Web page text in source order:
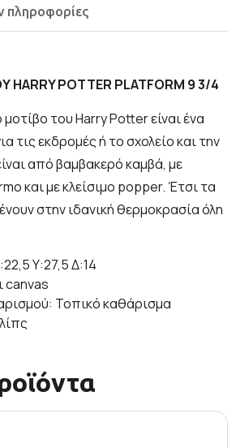
πληροφορίες
HARRY POTTER PLATFORM 9 3/4
του Harry Potter είναι ένα
τις εκδρομές ή το σχολείο και την
από βαμβακερό καμβά, με
και με κλείσιμο popper. Έτσι τα
στην ιδανική θερμοκρασία όλη
Υ:27,5 Δ:14
canvas
Τοπικό καθάρισμα